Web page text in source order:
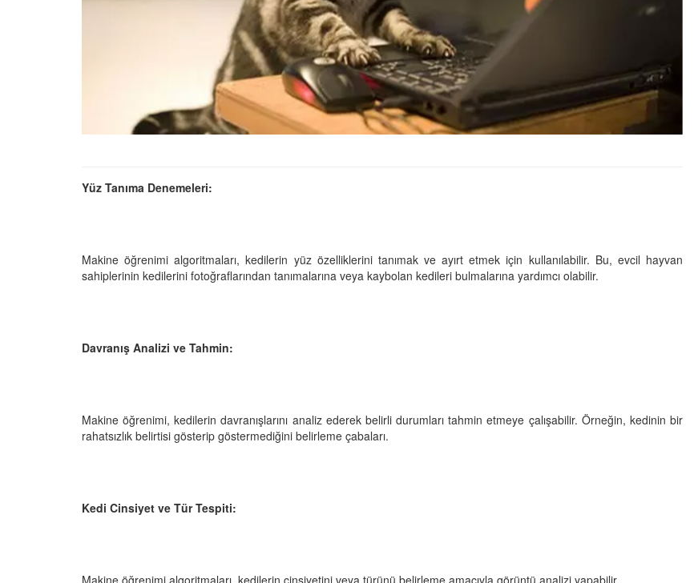
Yüz Tanıma Denemeleri:
Makine öğrenimi algoritmaları, kedilerin yüz özelliklerini tanımak ve ayırt etmek için kullanılabilir. Bu, evcil hayvan
sahiplerinin kedilerini fotoğraflarından tanımalarına veya kaybolan kedileri bulmalarına yardımcı olabilir.
Davranış Analizi ve Tahmin:
Makine öğrenimi, kedilerin davranışlarını analiz ederek belirli durumları tahmin etmeye çalışabilir. Örneğin, kedinin bir
rahatsızlık belirtisi gösterip göstermediğini belirleme çabaları.
Kedi Cinsiyet ve Tür Tespiti:
Makine öğrenimi algoritmaları, kedilerin cinsiyetini veya türünü belirleme amacıyla görüntü analizi yapabilir.
Evde Beslenebilecek En Tatlı 21
Küçük Kedi Cinsi
22.05.2020
Yavru Kedilerde Pire Nasıl
Temizlenir?
22.05.2020
Evde Beslenebilecek En Tatlı 21
Yavru Kedilerde Pire Nasıl
Temizlenir?
22.05.2020
Gerçek Şok
Renk Gözleri
Yasalara
Oynayabileceğiniz 10 Yaratıcı
Aktivite"
Kuru Mama mı? Artıları ve
Kedi Psikolojisi: Kedilerde Ayrılık
Kaygısı ve Çözüm Yöntemleri
Mırlamaya Başladı? Evrimsel Bir
Bakış
Kediler Neden "Eğitilemez"?
“Yaramaz”? Kısa Bir Blog
25.09.2025
Kadar Önemli? Evrimsel İşlevleri
Kurulan Derin Dostlukların